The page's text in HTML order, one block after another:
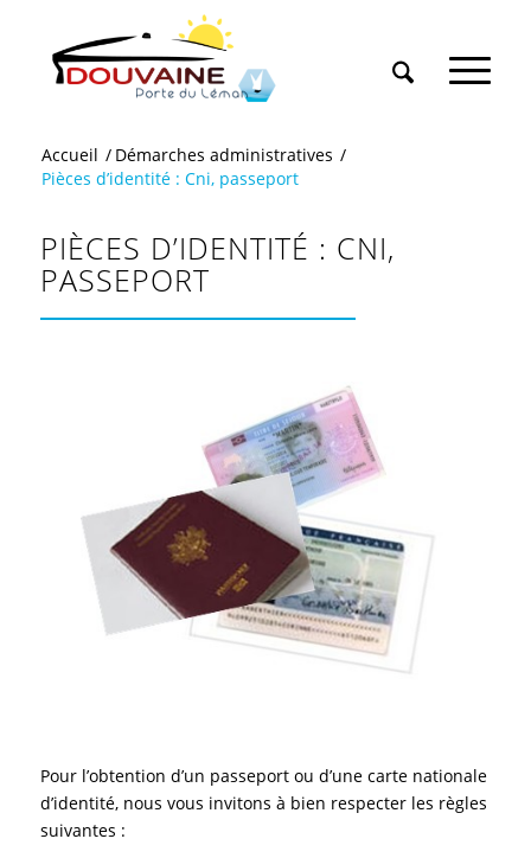
Accueil / Démarches administratives /
Pièces d’identité : Cni, passeport
PIÈCES D’IDENTITÉ : CNI,
PASSEPORT
Pour l’obtention d’un passeport ou d’une carte nationale
d’identité, nous vous invitons à bien respecter les règles
suivantes :